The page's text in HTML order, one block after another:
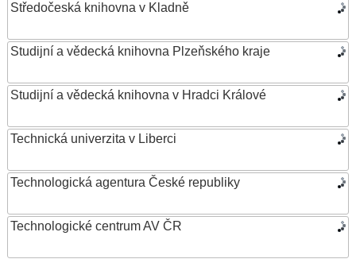
Středočeská knihovna v Kladně
Studijní a vědecká knihovna Plzeňského kraje
Studijní a vědecká knihovna v Hradci Králové
Technická univerzita v Liberci
Technologická agentura České republiky
Technologické centrum AV ČR